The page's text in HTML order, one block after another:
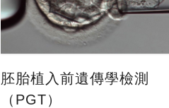
胚胎植入前遺傳學檢測
（PGT）